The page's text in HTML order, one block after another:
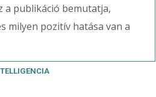
a publikáció bemutatja,
milyen pozitív hatása van a